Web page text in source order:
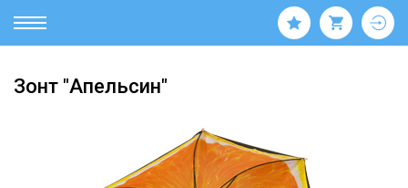
Зонт "Апельсин"